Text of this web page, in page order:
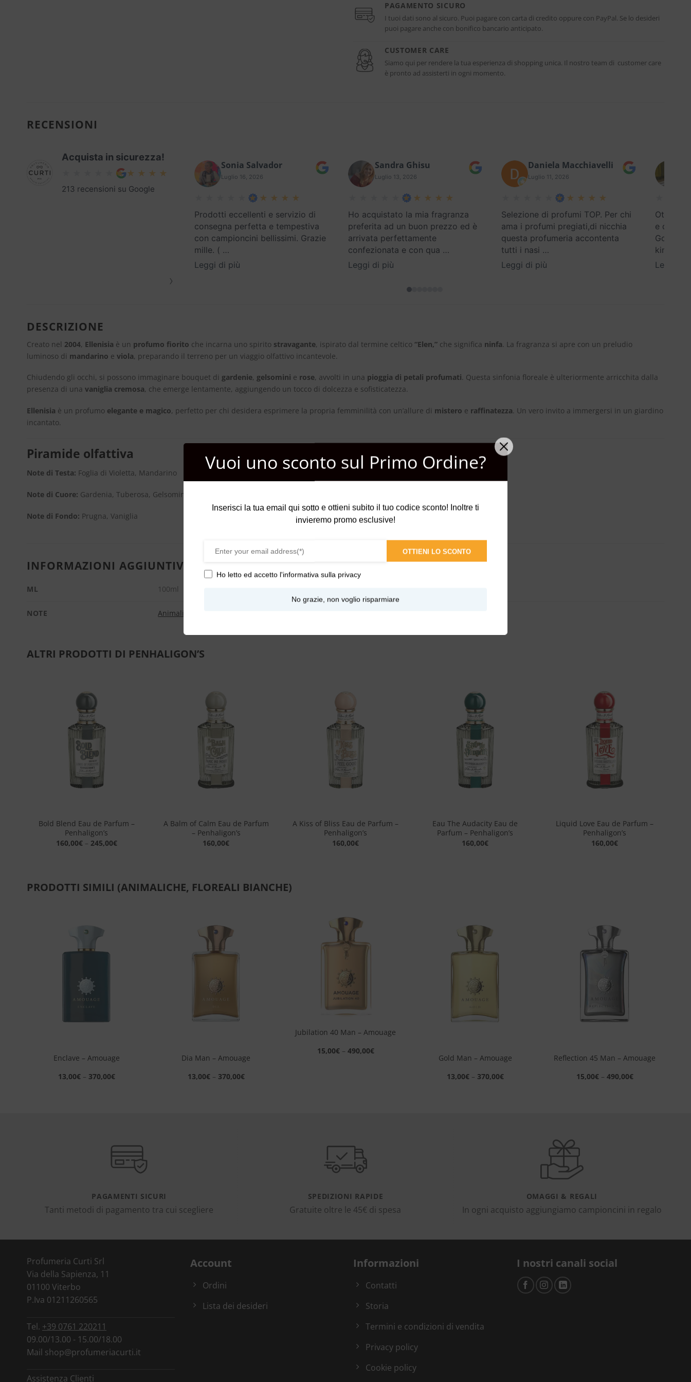
PAGAMENTO SICURO
I tuoi dati sono al sicuro. Puoi pagare con carta di credito oppure con PayPal. Se lo desideri
puoi pagare anche con bonifico bancario anticipato.
CUSTOMER CARE
Siamo qui per rendere la tua esperienza di shopping unica. Il nostro team di customer care
è pronto ad assisterti in ogni momento.
RECENSIONI
Acquista in sicurezza!
213 recensioni su Google
Sonia Salvador
Luglio 16, 2026
Prodotti eccellenti e servizio di
consegna perfetta e tempestiva
con campioncini bellissimi. Grazie
mille. ( …
Leggi di più
Sandra Ghisu
Luglio 13, 2026
Ho acquistato la mia fragranza
preferita ad un buon prezzo ed è
arrivata perfettamente
confezionata e con qua …
Leggi di più
Daniela Macchiavelli
Luglio 11, 2026
Selezione di profumi TOP. Per chi
ama i profumi pregiati,di nicchia
questa profumeria accontenta
tutti i nasi …
Leggi di più
Ottimo
e
Google)
kind
Leggi di
›
DESCRIZIONE
Creato nel 2004, Ellenisia è un profumo fiorito che incarna uno spirito stravagante, ispirato dal termine celtico “Elen,” che significa ninfa. La fragranza si apre con un preludio
luminoso di mandarino e viola, preparando il terreno per un viaggio olfattivo incantevole.
Chiudendo gli occhi, si possono immaginare bouquet di gardenie, gelsomini e rose, avvolti in una pioggia di petali profumati. Questa sinfonia floreale è ulteriormente arricchita dalla
presenza di una vaniglia cremosa, che emerge lentamente, aggiungendo un tocco di dolcezza e sofisticatezza.
Ellenisia è un profumo elegante e magico, perfetto per chi desidera esprimere la propria femminilità con un’allure di mistero e raffinatezza. Un vero invito a immergersi in un giardino
incantato.
Piramide olfattiva
Note di Testa: Foglia di Violetta, Mandarino
Note di Cuore: Gardenia, Tuberosa, Gelsomino, Rosa
Note di Fondo: Prugna, Vaniglia
INFORMAZIONI AGGIUNTIVE
ML 100ml
NOTE Animaliche
ALTRI PRODOTTI DI PENHALIGON’S
Bold Blend Eau de Parfum –
Penhaligon’s
160,00€– 245,00€
A Balm of Calm Eau de Parfum
– Penhaligon’s
160,00€
A Kiss of Bliss Eau de Parfum –
Penhaligon’s
160,00€
Eau The Audacity Eau de
Parfum – Penhaligon’s
160,00€
Liquid Love Eau de Parfum –
Penhaligon’s
160,00€
PRODOTTI SIMILI (ANIMALICHE, FLOREALI BIANCHE)
Enclave – Amouage
13,00€– 370,00€
Dia Man – Amouage
13,00€– 370,00€
alla lista
Jubilation 40 Man – Amouage
15,00€– 490,00€
Gold Man – Amouage
13,00€– 370,00€
Reflection 45 Man – Amouage
15,00€– 490,00€
PAGAMENTI SICURI
Tanti metodi di pagamento tra cui scegliere
SPEDIZIONI RAPIDE
Gratuite oltre le 45€ di spesa
OMAGGI & REGALI
In ogni acquisto aggiungiamo campioncini in regalo
Profumeria Curti Srl
Via della Sapienza, 11
01100 Viterbo
P.Iva 01211260565
Tel. +39 0761 220211
09.00/13.00 - 15.00/18.00
Mail shop@profumeriacurti.it
Assistenza Clienti
Account
Ordini
Lista dei desideri
Informazioni
Contatti
Storia
Termini e condizioni di vendita
Privacy policy
Cookie policy
I nostri canali social
Vuoi uno sconto sul Primo Ordine?
Inserisci la tua email qui sotto e ottieni subito il tuo codice sconto! Inoltre ti
invieremo promo esclusive!
OTTIENI LO SCONTO
Ho letto ed accetto l'informativa sulla privacy
No grazie, non voglio risparmiare